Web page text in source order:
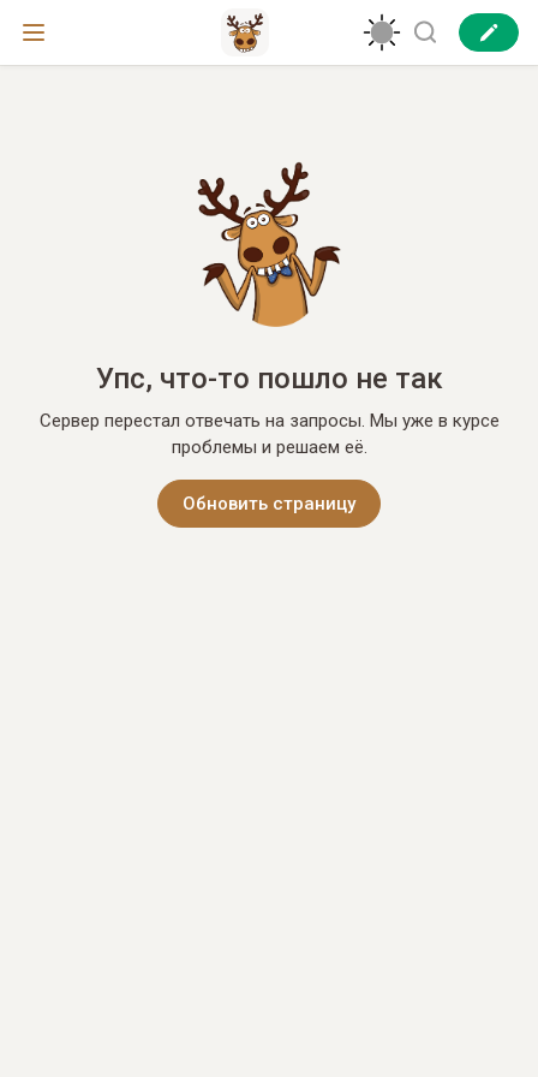
Упс, что-то пошло не так
Сервер перестал отвечать на запросы. Мы уже в курсе
проблемы и решаем её.
Обновить страницу